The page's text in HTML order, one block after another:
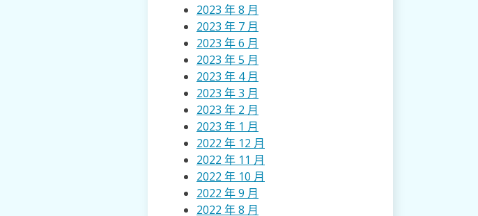
2023 年 8 月
2023 年 7 月
2023 年 6 月
2023 年 5 月
2023 年 4 月
2023 年 3 月
2023 年 2 月
2023 年 1 月
2022 年 12 月
2022 年 11 月
2022 年 10 月
2022 年 9 月
2022 年 8 月